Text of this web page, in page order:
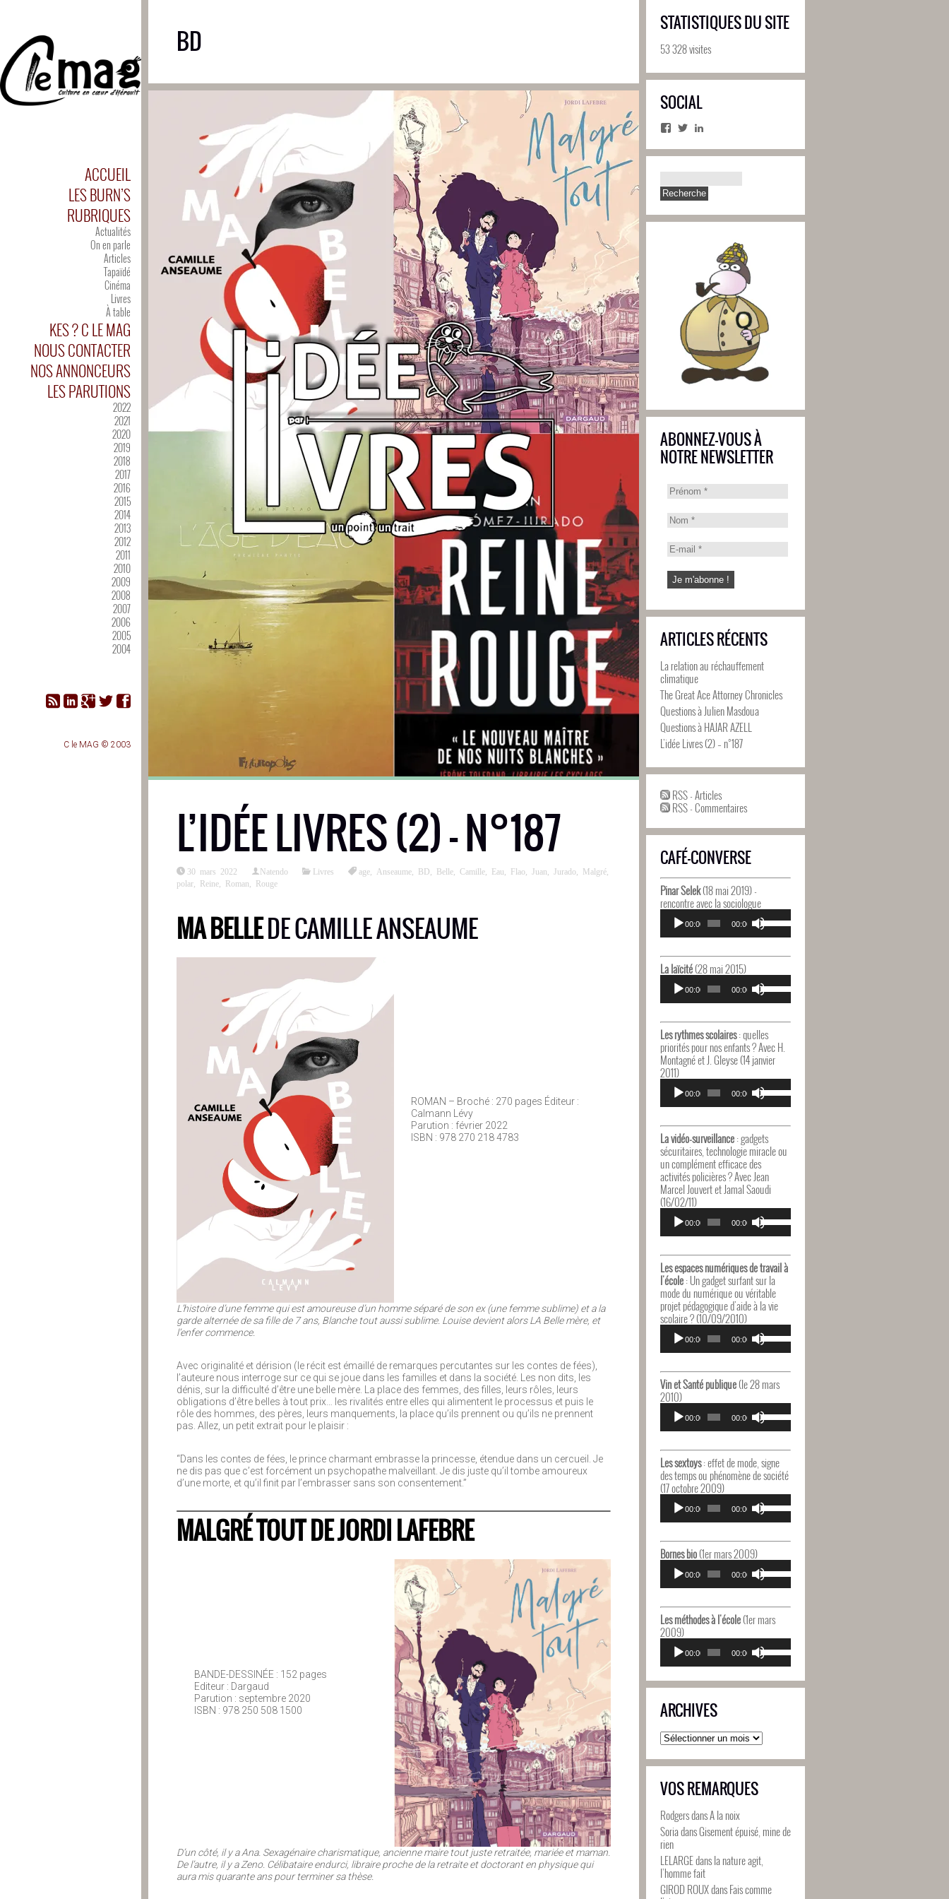
ACCUEIL
LES BURN’S
RUBRIQUES
Actualités
On en parle
Articles
Tapaïdé
Cinéma
Livres
À table
KES ? C LE MAG
NOUS CONTACTER
NOS ANNONCEURS
LES PARUTIONS
2022
2021
2020
2019
2018
2017
2016
2015
2014
2013
2012
2011
2010
2009
2008
2007
2006
2005
2004
C le MAG © 2003
BD
L’IDÉE LIVRES (2) – N°187
30 mars 2022 Natendo Livres age Anseaume BD Belle Camille Eau Flao Juan Jurado Malgré
polar
Reine Roman Rouge
MA BELLEDE CAMILLE ANSEAUME
ROMAN – Broché : 270 pages Éditeur :
Calmann Lévy
Parution : février 2022
ISBN : 978 270 218 4783
L’histoire d’une femme qui est amoureuse d’un homme séparé de son ex (une femme sublime) et a la
garde alternée de sa fille de 7 ans, Blanche tout aussi sublime. Louise devient alors LA Belle mère, et
l’enfer commence.
Avec originalité et dérision (le récit est émaillé de remarques percutantes sur les contes de fées),
l’auteure nous interroge sur ce qui se joue dans les familles et dans la société. Les non dits, les
dénis, sur la difficulté d’être une belle mère. La place des femmes, des filles, leurs rôles, leurs
obligations d’être belles à tout prix… les rivalités entre elles qui alimentent le processus et puis le
rôle des hommes, des pères, leurs manquements, la place qu’ils prennent ou qu’ils ne prennent
pas. Allez, un petit extrait pour le plaisir :
“Dans les contes de fées, le prince charmant embrasse la princesse, étendue dans un cercueil. Je
ne dis pas que c’est forcément un psychopathe malveillant. Je dis juste qu’il tombe amoureux
d’une morte, et qu’il finit par l’embrasser sans son consentement.”
MALGRÉ TOUT DE JORDI LAFEBRE
BANDE-DESSINÉE : 152 pages
Editeur : Dargaud
Parution : septembre 2020
ISBN : 978 250 508 1500
D’un côté, il y a Ana. Sexagénaire charismatique, ancienne maire tout juste retraitée, mariée et maman.
De l’autre, il y a Zeno. Célibataire endurci, libraire proche de la retraite et doctorant en physique qui
aura mis quarante ans pour terminer sa thèse.
STATISTIQUES DU SITE
53 328 visites
SOCIAL
Facebook
Twitter
ABONNEZ-VOUS À
NOTRE NEWSLETTER
ARTICLES RÉCENTS
La relation au réchauffement
climatique
The Great Ace Attorney Chronicles
Questions à Julien Masdoua
Questions à HAJAR AZELL
L’idée Livres (2) – n°187
RSS - Articles
RSS - Commentaires
CAFÉ-CONVERSE
Pinar Selek(18 mai 2019) -
rencontre avec la sociologue
Lecteur
audio
00:00 00:00
Utilisez
les
flèches
augmenter
ou
diminuer
volume.
La laïcité(28 mai 2015)
Lecteur
audio
00:00 00:00
Utilisez
les
flèches
pour
augmenter
ou
le
volume.
Les rythmes scolaires: quelles
priorités pour nos enfants ? Avec H.
Montagné et J. Gleyse (14 janvier
2011)
Lecteur
audio
00:00 00:00
Utilisez
les
flèches
pour
augmenter
ou
diminuer
le
La vidéo-surveillance: gadgets
sécuritaires, technologie miracle ou
un complément efficace des
activités policières ? Avec Jean
Marcel Jouvert et Jamal Saoudi
(16/02/11)
Lecteur
audio
00:00 00:00
Utilisez
les
flèches
pour
augmenter
ou
diminuer
volume.
Les espaces numériques de travail à
l'école: Un gadget surfant sur la
mode du numérique ou véritable
projet pédagogique d'aide à la vie
scolaire ? (10/09/2010)
Lecteur
audio
00:00 00:00
Utilisez
les
flèches
pour
ou
diminuer
le
Vin et Santé publique(le 28 mars
2010)
Lecteur
audio
00:00 00:00
Utilisez
les
flèches
pour
augmenter
diminuer
le
volume.
Les sextoys: effet de mode, signe
des temps ou phénomène de société
(17 octobre 2009)
Lecteur
audio
00:00 00:00
Utilisez
les
flèches
augmenter
ou
diminuer
Bornes bio(1er mars 2009)
Lecteur
audio
00:00 00:00
Utilisez
les
flèches
pour
ou
diminuer
le
volume.
Les méthodes à l'école(1er mars
2009)
Lecteur
audio
00:00 00:00
Utilisez
les
flèches
haut/bas
diminuer
le
volume.
ARCHIVES
Archives
VOS REMARQUES
RodgersdansA la noix
SoriadansGisement épuisé, mine de
rien
LELARGEdansla nature agit,
l’homme fait
GIROD ROUXdansFais comme